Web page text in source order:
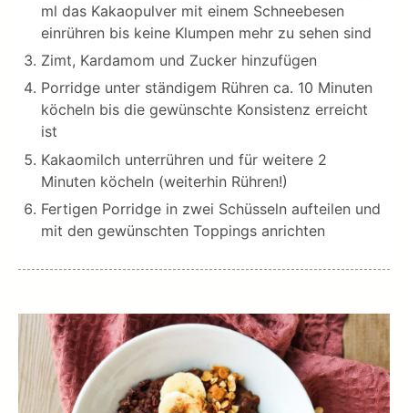
ml das Kakaopulver mit einem Schneebesen
einrühren bis keine Klumpen mehr zu sehen sind
Zimt, Kardamom und Zucker hinzufügen
Porridge unter ständigem Rühren ca. 10 Minuten
köcheln bis die gewünschte Konsistenz erreicht
ist
Kakaomilch unterrühren und für weitere 2
Minuten köcheln (weiterhin Rühren!)
Fertigen Porridge in zwei Schüsseln aufteilen und
mit den gewünschten Toppings anrichten